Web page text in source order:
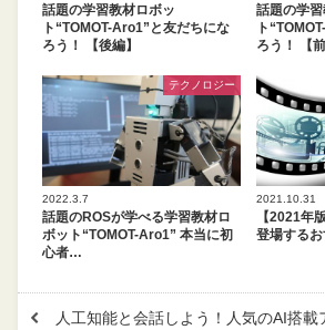
話題の学習教材ロボッ
ト“TOMOT-Aro1”と友だちにな
ろう！ 【後編】
話題の学
ト
ろう！ 【前
テクノロジー
2022.3.7
話題のROSが学べる学習教材ロ
ボット“TOMOT-Aro1” 本当に初
心者…
2021.10.31
【2021年
登場する
人工知能と会話しよう！人気のAI搭載